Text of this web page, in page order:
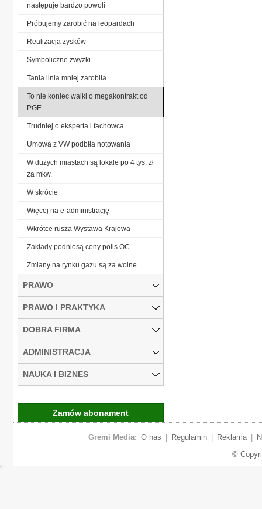
następuje bardzo powoli
Próbujemy zarobić na leopardach
Realizacja zysków
Symboliczne zwyżki
Tania linia mniej zarobiła
To nie koniec walki o megakontrakt od
PGE
Trudniej o eksperta i fachowca
Umowa z VW podbiła notowania
W dużych miastach są lokale po 4 tys. zł
za mkw.
W skrócie
Więcej na e-administrację
Wkrótce rusza Wystawa Krajowa
Zakłady podniosą ceny polis OC
Zmiany na rynku gazu są za wolne
PRAWO
PRAWO I PRAKTYKA
DOBRA FIRMA
ADMINISTRACJA
NAUKA I BIZNES
Zamów abonament
Gremi Media: O nas Regulamin Reklama
©